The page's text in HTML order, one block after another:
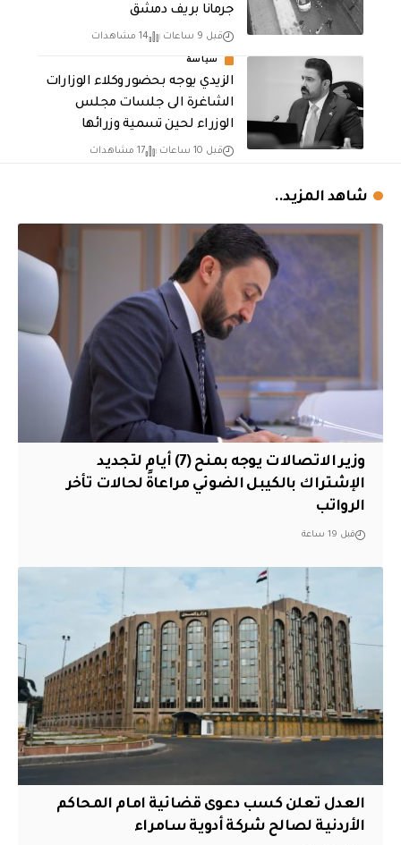
جرمانا بريف دمشق
قبل 9 ساعات 14 مشاهدات
سياسة
الزيدي يوجه بحضور وكلاء الوزارات
الشاغرة الى جلسات مجلس
الوزراء لحين تسمية وزرائها
قبل 10 ساعات 17 مشاهدات
شاهد المزيد..
وزير الاتصالات يوجه بمنح (7) أيام لتجديد
الإشتراك بالكيبل الضوئي مراعاةً لحالات تأخر
الرواتب
قبل 19 ساعة
العدل تعلن كسب دعوى قضائية امام المحاكم
الأردنية لصالح شركة أدوية سامراء